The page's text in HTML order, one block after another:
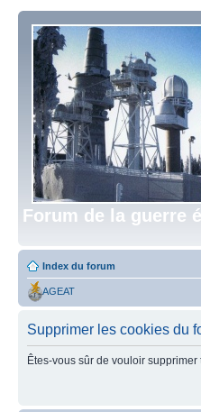
Forum de la guerre
Index du forum
AGEAT
Supprimer les cookies du
Êtes-vous sûr de vouloir